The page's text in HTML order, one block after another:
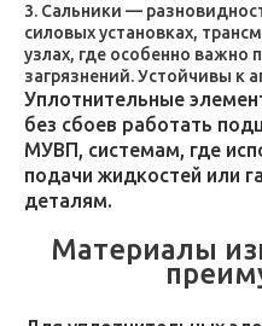
Сальники —
силовых установках,
узлах, где особенно важно
загрязнений. Устойчивы к
Уплотнительные
без сбоев работать
МУВП, системам, где
подачи жидкостей или
деталям.
Материалы